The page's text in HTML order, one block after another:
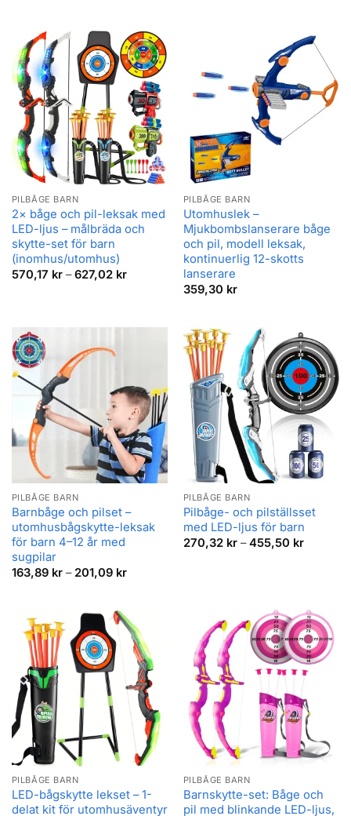
PILBÅGE BARN
2× båge och pil-leksak med
LED-ljus – målbräda och
skytte-set för barn
(inomhus/utomhus)
570,17 kr – 627,02 krPrisintervall:
PILBÅGE BARN
Utomhuslek –
Mjukbombslanserare båge
och pil, modell leksak,
kontinuerlig 12-skotts
lanserare
359,30 kr
PILBÅGE BARN
Barnbåge och pilset –
utomhusbågskytte-leksak
för barn 4–12 år med
sugpilar
163,89 kr – 201,09 krPrisintervall:
PILBÅGE BARN
Pilbåge- och pilställsset
med LED-ljus för barn
270,32 kr – 455,50 kr
PILBÅGE BARN
LED-bågskytte lekset – 1-
delat kit för utomhusäventyr
PILBÅGE BARN
Barnskytte-set: Båge och
pil med blinkande LED-ljus,